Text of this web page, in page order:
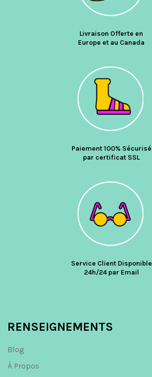
Livraison Offerte en
Europe et au Canada
Paiement 100% Sécurisé
par certificat SSL
Service Client Disponible
24h/24 par Email
RENSEIGNEMENTS
Blog
À Propos